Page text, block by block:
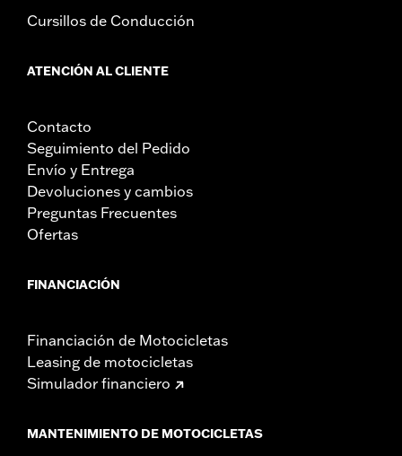
Cursillos de Conducción
ATENCIÓN AL CLIENTE
Contacto
Seguimiento del Pedido
Envío y Entrega
Devoluciones y cambios
Preguntas Frecuentes
Ofertas
FINANCIACIÓN
Financiación de Motocicletas
Leasing de motocicletas
Simulador financiero
MANTENIMIENTO DE MOTOCICLETAS